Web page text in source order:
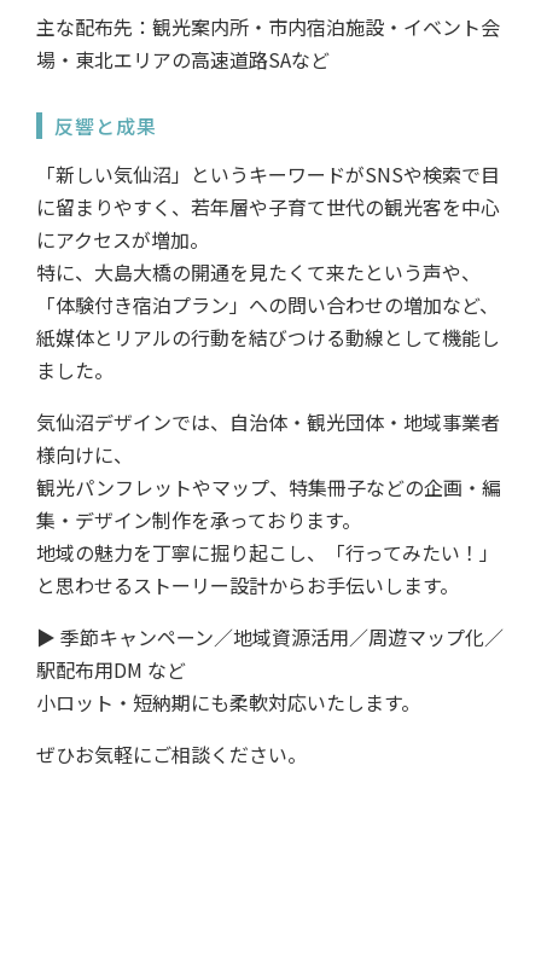
主な配布先：観光案内所・市内宿泊施設・イベント会
場・東北エリアの高速道路SAなど
反響と成果
「新しい気仙沼」というキーワードがSNSや検索で目
に留まりやすく、若年層や子育て世代の観光客を中心
にアクセスが増加。
特に、大島大橋の開通を見たくて来たという声や、
「体験付き宿泊プラン」への問い合わせの増加など、
紙媒体とリアルの行動を結びつける動線として機能し
ました。
気仙沼デザインでは、自治体・観光団体・地域事業者
様向けに、
観光パンフレットやマップ、特集冊子などの企画・編
集・デザイン制作を承っております。
地域の魅力を丁寧に掘り起こし、「行ってみたい！」
と思わせるストーリー設計からお手伝いします。
▶️ 季節キャンペーン／地域資源活用／周遊マップ化／
駅配布用DM など
小ロット・短納期にも柔軟対応いたします。
ぜひお気軽にご相談ください。